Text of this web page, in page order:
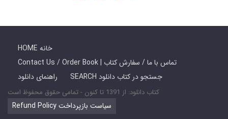
HOME خانه
Contact Us / Order Book | تماس با ما / سفارش کتاب
راهنمای دانلود
SEARCH جستجو در کتاب دانلود
کتاب دانلود: از 1391 تا کنون - تمامی حقوق محفوظ است
Refund Policy سیاست بازپرداخت